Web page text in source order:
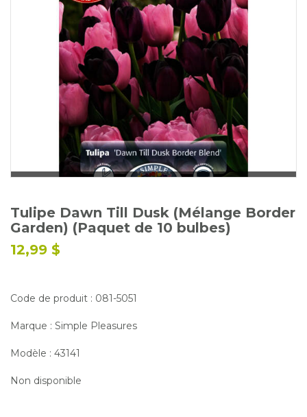
La boutique
Promotions et évènements
Conseils
Glossaire
Calendrier horticole
Emplois
Service à la clientèle
Nous joindre
Tulipe Dawn Till Dusk (Mélange Border
Garden) (Paquet de 10 bulbes)
12,99 $
Code de produit : 081-5051
Marque : Simple Pleasures
Modèle : 43141
Non disponible